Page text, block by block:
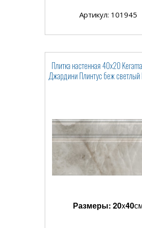
Артикул: 101945
Плитка настенная 40x20
Джардини Плинтус беж светлый
Размеры: 20x40